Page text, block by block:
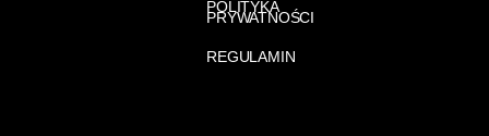
POLITYKA
PRYWATNOŚCI
REGULAMIN